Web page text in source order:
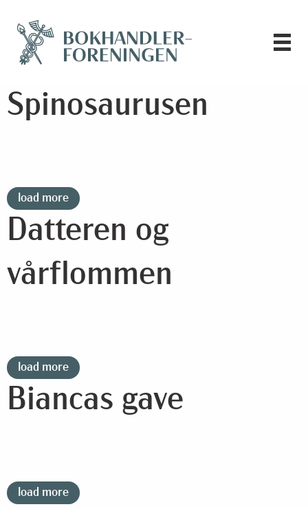
Spinosaurusen
load more
Datteren og
vårflommen
load more
Biancas gave
load more